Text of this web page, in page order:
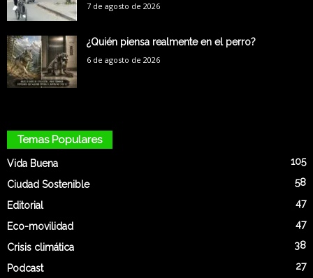
7 de agosto de 2026
¿Quién piensa realmente en el perro?
6 de agosto de 2026
Temas Populares
Vida Buena 105
Ciudad Sostenible 58
Editorial 47
Eco-movilidad 47
Crisis climática 38
Podcast 27